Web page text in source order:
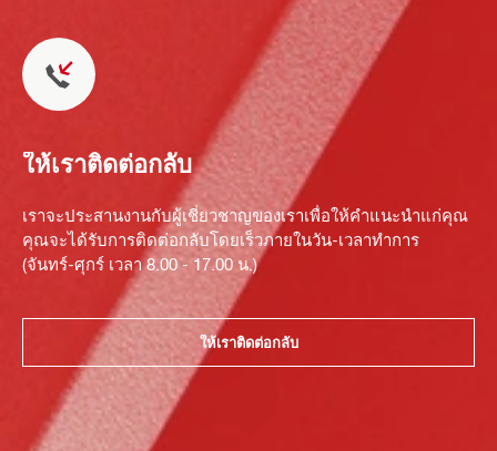
ให้เราติดต่อกลับ
เราจะประสานงานกับผู้เชี่ยวชาญของเราเพื่อให้คำแนะนำแก่คุณ
คุณจะได้รับการติดต่อกลับโดยเร็วภายในวัน-เวลาทำการ
(จันทร์-ศุกร์ เวลา 8.00 - 17.00 น.)
ให้เราติดต่อกลับ